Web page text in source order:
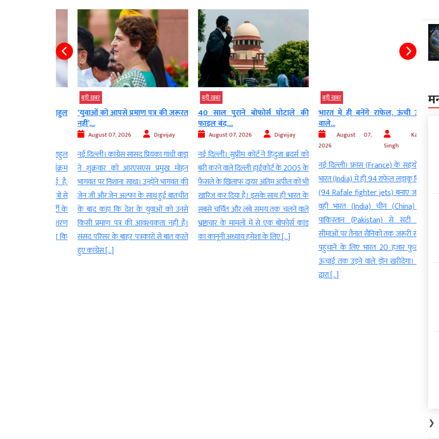
बड़ी खबर
‘युवाओं को आपसे प्रमाण पत्र की जरूरत
नहीं’,...
August 07, 2026 Digvijay
नई दिल्ली। कांग्रेस सांसद प्रियंका गांधी वाड्रा
ने शुक्रवार को आरएसएस प्रमुख मोहन
भागवत पर निशाना साधा। उन्होंने भागवत की
जेन जी और जेन अल्फा के साथ हुई बातचीत
के बाद कहा कि देश के युवाओं को उनसे
किसी प्रमाण पत्र की आवश्यकता नहीं है।
संसद परिसर के बाहर पत्रकारों से बात करते
हुए कांग्रेस […]
बड़ी खबर
40 साल पुराने बोफोर्स घोटाले की
फाइल बंद,...
August 07, 2026 Digvijay
नई दिल्ली। सुप्रीम कोर्ट ने हिंदुजा ब्रदर्स को
बरी करने वाले दिल्ली हाईकोर्ट के 2005 के
फैसले के खिलाफ दायर अंतिम अपील को भी
खारिज कर दिया है। इसके साथ ही भारत के
सबसे चर्चित और लंबे समय तक चलने वाले
भ्रष्टाचार के मामलों में से एक बोफोर्स कांड
का कानूनी अध्याय हमेशा के लिए […]
बड़ी खबर
भारत में ही बनेंगे राफेल, ऊंची उड़ान
August 07,
Kalyan
नई दिल्ली। फ्रांस (France) के सहयोग से
भारत (India) में ही 94 राफेल लड़ाकू विमान
(94 Rafale fighter jets) बनाए जाएंगे।
वही भारत (India) चीन (China) और
पाकिस्तान {Pakistan) से सटी दुर्गम
सीमाओं पर तैनात सैनिकों तक जरूरी सामान
पहुंचाने के लिए भारत 20 हजार फुट की
ऊंचाई तक उड़ने वाले ड्रोन खरीदेगा। भारत
द्वारा […]
❯